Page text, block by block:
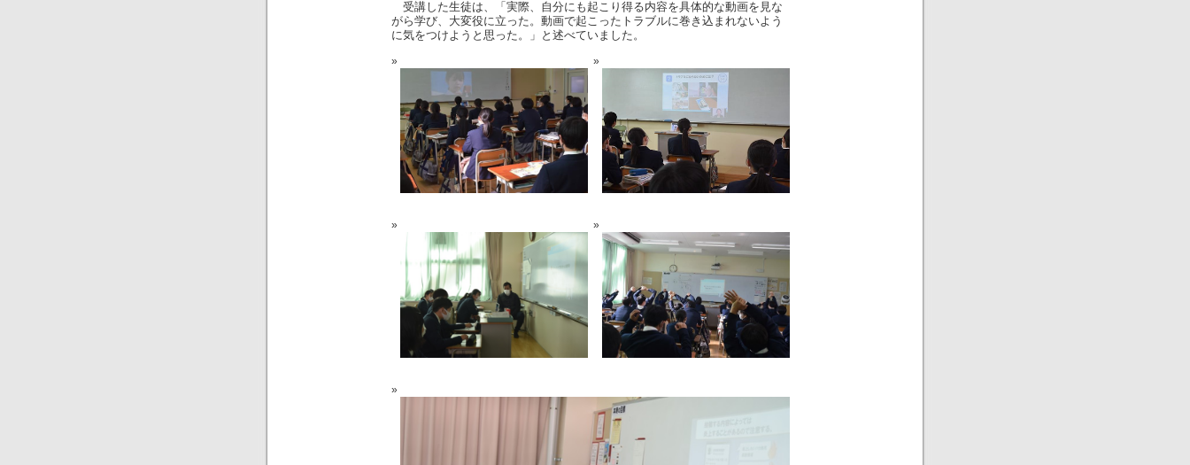
受講した生徒は、「実際、自分にも起こり得る内容を具体的な動画を見な
がら学び、大変役に立った。動画で起こったトラブルに巻き込まれないよう
に気をつけようと思った。」と述べていました。